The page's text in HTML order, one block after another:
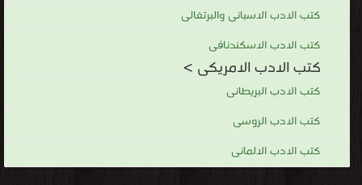
كتب الادب الاسبانى والبرتغالى
كتب الادب الاسكندنافى
كتب الادب الامريكى >
كتب الادب البريطانى
كتب الادب الروسى
كتب الادب الالمانى